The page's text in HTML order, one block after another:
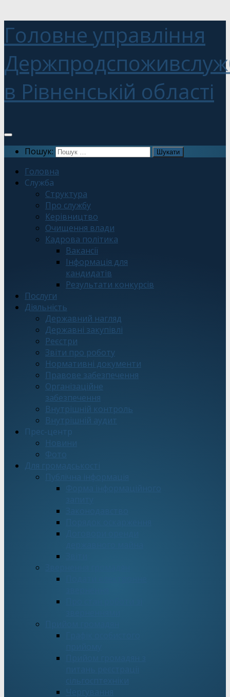
Головне управління
в Рівненській області
Пошук:
Головна
Служба
Структура
Про службу
Керівництво
Очищення влади
Кадрова політика
Вакансії
Інформація для
кандидатів
Результати конкурсів
Послуги
Діяльність
Державний нагляд
Державні закупівлі
Реєстри
Звіти про роботу
Нормативні документи
Правове забезпечення
Організаційне
забезпечення
Внутрішній контроль
Внутрішній аудит
Прес-центр
Новини
Фото
Для громадськості